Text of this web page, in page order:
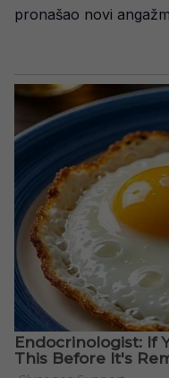
pronašao novi